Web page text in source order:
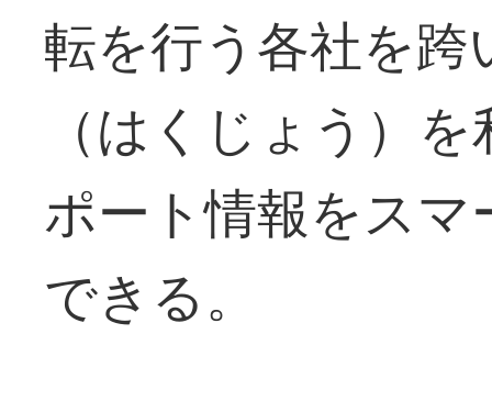
転を行う各社を
（はくじょう）
ポート情報をス
できる。